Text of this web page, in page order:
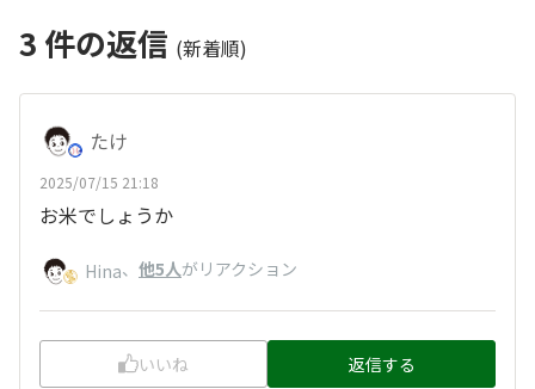
3 件の返信 (新着順)
たけ
2025/07/15 21:18
お米でしょうか
Hina、 他5人がリアクション
いいね 返信する